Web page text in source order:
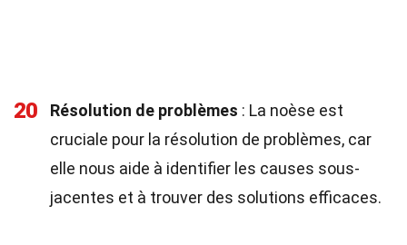
20 Résolution de problèmes : La noèse est
cruciale pour la résolution de problèmes, car
elle nous aide à identifier les causes sous-
jacentes et à trouver des solutions efficaces.